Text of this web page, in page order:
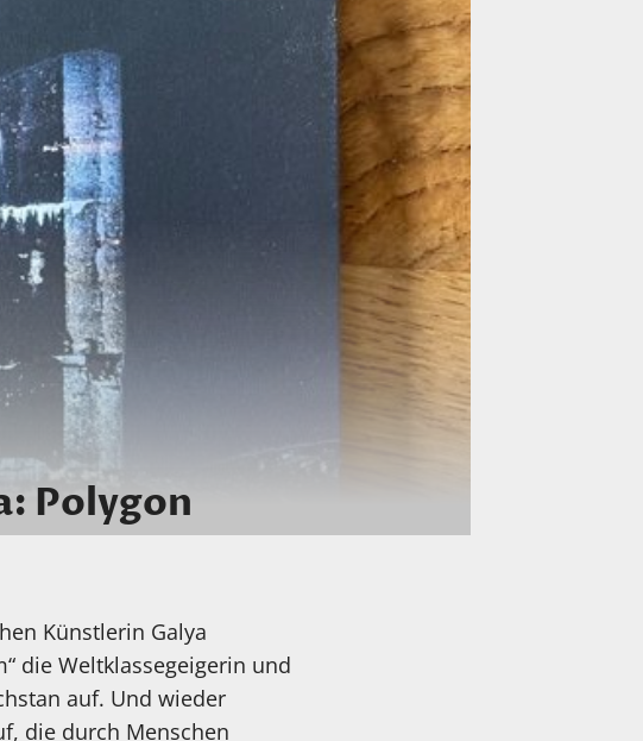
Polygon
Künstlerin Galya
die Weltklassegeigerin und
auf. Und wieder
die durch Menschen